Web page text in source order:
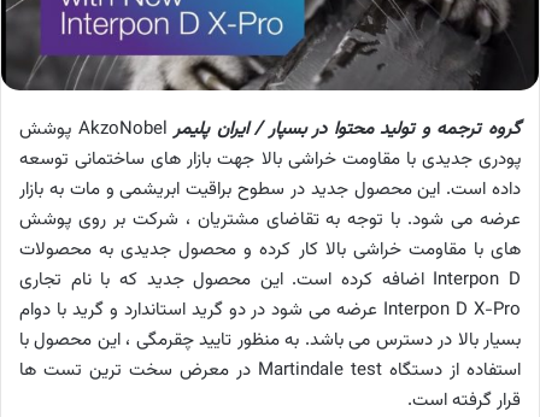
گروه ترجمه و تولید محتوا در بسپار / ایران پلیمر
AkzoNobel پوشش
پودری جدیدی با مقاومت خراشی بالا جهت بازار های ساختمانی توسعه
داده است. این محصول جدید در سطوح براقیت ابریشمی و مات به بازار
عرضه می شود. با توجه به تقاضای مشتریان ، شرکت بر روی پوشش
های با مقاومت خراشی بالا کار کرده و محصول جدیدی به محصولات
Interpon D اضافه کرده است. این محصول جدید که با نام تجاری
Interpon D X-Pro عرضه می شود در دو گرید استاندارد و گرید با دوام
بسیار بالا در دسترس می باشد. به منظور تایید چقرمگی ، این محصول با
استفاده از دستگاه Martindale test در معرض سخت ترین تست ها
قرار گرفته است.